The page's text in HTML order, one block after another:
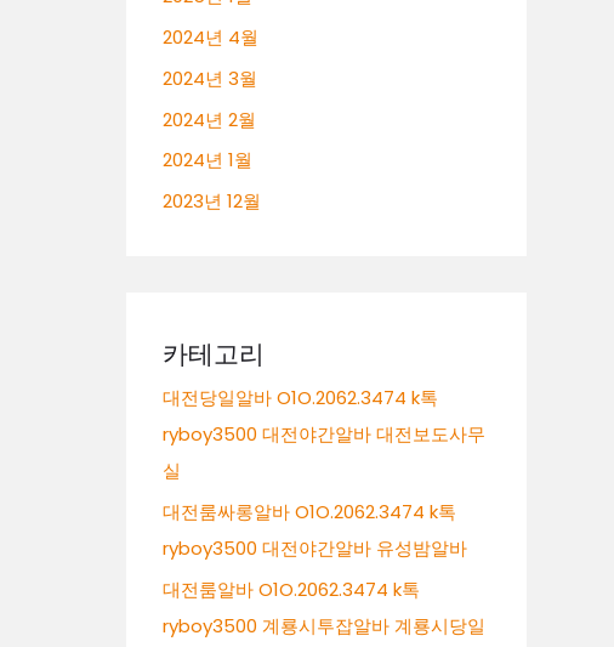
2024년 4월
2024년 3월
2024년 2월
2024년 1월
2023년 12월
카테고리
대전당일알바 O1O.2062.3474 k톡
ryboy3500 대전야간알바 대전보도사무
실
대전룸싸롱알바 O1O.2062.3474 k톡
ryboy3500 대전야간알바 유성밤알바
대전룸알바 O1O.2062.3474 k톡
ryboy3500 계룡시투잡알바 계룡시당일